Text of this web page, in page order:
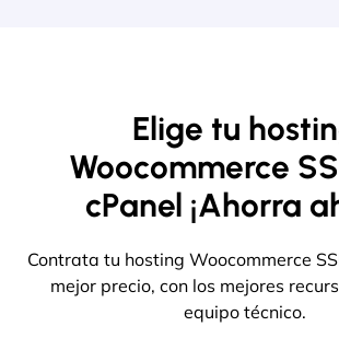
Elige tu
Woocommerce
cPanel ¡Ahorra
Contrata tu hosting Woocommerce
mejor precio, con los mejores
equipo técnico.